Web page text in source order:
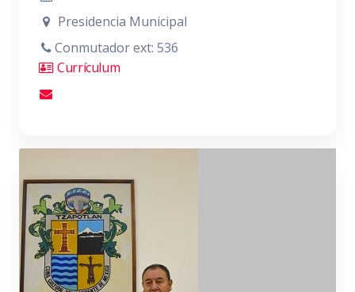
Presidencia Municipal
Conmutador ext: 536
Currículum